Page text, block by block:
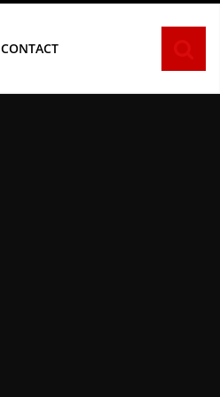
CONTACT